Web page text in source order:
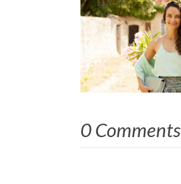
0 Comments